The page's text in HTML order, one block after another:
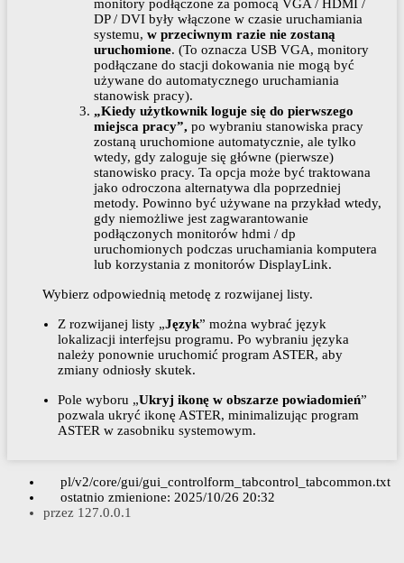
monitory podłączone za pomocą VGA / HDMI /
DP / DVI były włączone w czasie uruchamiania
systemu, w przeciwnym razie nie zostaną
uruchomione. (To oznacza USB VGA, monitory
podłączane do stacji dokowania nie mogą być
używane do automatycznego uruchamiania
stanowisk pracy).
„Kiedy użytkownik loguje się do pierwszego
miejsca pracy”, po wybraniu stanowiska pracy
zostaną uruchomione automatycznie, ale tylko
wtedy, gdy zaloguje się główne (pierwsze)
stanowisko pracy. Ta opcja może być traktowana
jako odroczona alternatywa dla poprzedniej
metody. Powinno być używane na przykład wtedy,
gdy niemożliwe jest zagwarantowanie
podłączonych monitorów hdmi / dp
uruchomionych podczas uruchamiania komputera
lub korzystania z monitorów DisplayLink.
Wybierz odpowiednią metodę z rozwijanej listy.
Z rozwijanej listy „Język” można wybrać język
lokalizacji interfejsu programu. Po wybraniu języka
należy ponownie uruchomić program ASTER, aby
zmiany odniosły skutek.
Pole wyboru „Ukryj ikonę w obszarze powiadomień”
pozwala ukryć ikonę ASTER, minimalizując program
ASTER w zasobniku systemowym.
pl/v2/core/gui/gui_controlform_tabcontrol_tabcommon.txt
ostatnio zmienione: 2025/10/26 20:32
przez 127.0.0.1